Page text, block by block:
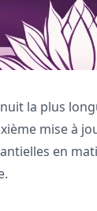
la plus
mise à
en